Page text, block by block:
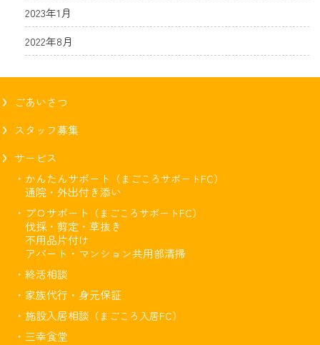
2023年1月
2022年8月
ごあいさつ
サービス
・かんたんサポート （まごころサポートFC）
通院・外出付き添い
・プロサポート （まごころサポートFC）
伐採・剪定・草抜き
不用品片付け
アパート・マンション共用部清掃
・終活相談
・家族代行・身元保証
・施設入居相談 （まごころ入居FC）
・三幸食堂
スタッフ募集